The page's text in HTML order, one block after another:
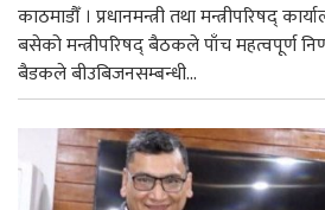
काठमाडौँ । प्रधानमन्त्री तथा मन्त्रीपरिषद्
बसेको मन्त्रीपरिषद् बैठकले पाँच महत्वपूर्ण
बैडकले बीउबिजनसम्बन्धी...